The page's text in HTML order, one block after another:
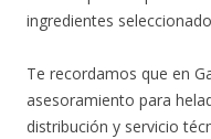
ingredientes
Te recordamos que en
asesoramiento para
distribución y servicio